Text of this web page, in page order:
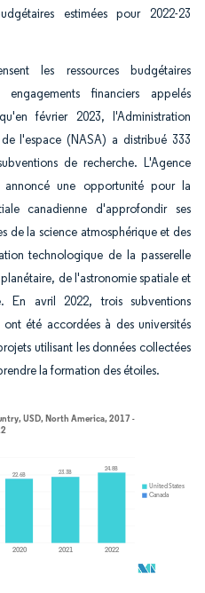
estimées pour 2022-23
les ressources budgétaires
financiers appelés
février 2023, l'Administration
l'espace (NASA) a distribué 333
de recherche. L'Agence
une opportunité pour la
canadienne d'approfondir ses
de la science atmosphérique et des
technologique de la passerelle
de l'astronomie spatiale et
En avril 2022, trois subventions
été accordées à des universités
utilisant les données collectées
la formation des étoiles.